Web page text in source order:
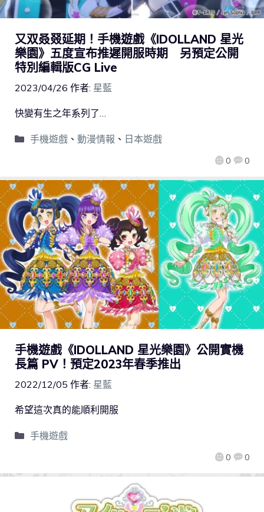
又双叒叕延期！手機遊戲《IDOLLAND 星光
樂園》五度宣布推遲開服時期 另預定公開
特別編輯版CG Live
2023/04/26 作者: 星藍
0 0
快變有生之年系列了…
手機遊戲、 動漫情報 、 日本遊戲
手機遊戲《IDOLLAND 星光樂園》公開實機
長篇 PV！預定2023年春季推出
2022/12/05 作者: 星藍
0 0
希望這次真的能順利開服
手機遊戲